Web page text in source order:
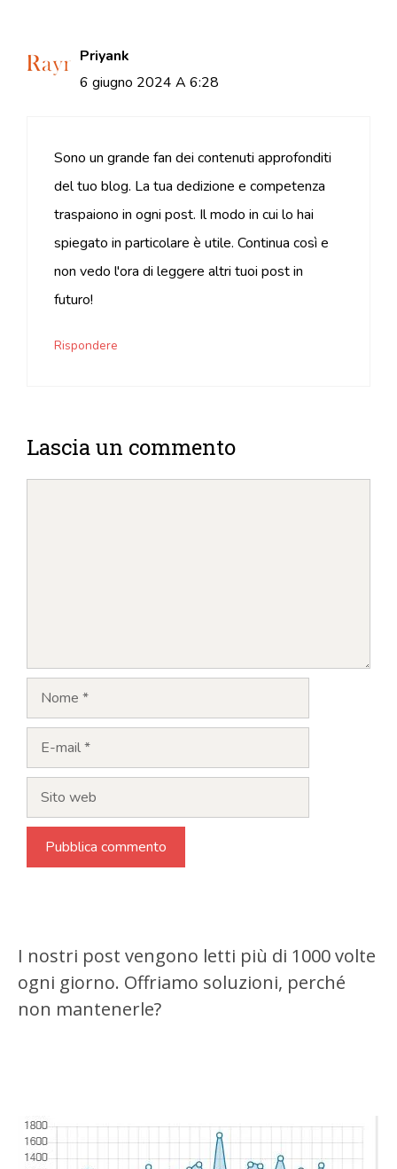
Priyank
6 giugno 2024 A 6:28
Sono un grande fan dei contenuti approfonditi
del tuo blog. La tua dedizione e competenza
traspaiono in ogni post. Il modo in cui lo hai
spiegato in particolare è utile. Continua così e
non vedo l'ora di leggere altri tuoi post in
futuro!
Rispondere
Lascia un commento
Nome
mail
Sito
web
I nostri post vengono letti più di 1000 volte
ogni giorno. Offriamo soluzioni, perché
non mantenerle?